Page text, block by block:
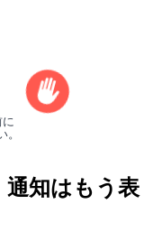
通知はもう表